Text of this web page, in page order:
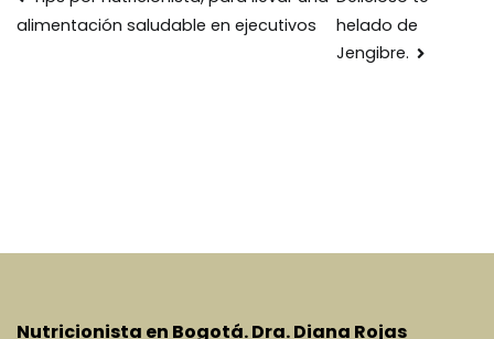
alimentación saludable en ejecutivos
helado de
Jengibre.
Nutricionista en Bogotá. Dra. Diana Rojas